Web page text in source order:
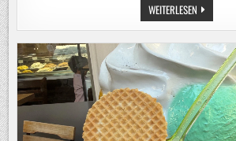
WEITERLESEN KRIEG
IN
DER
UKRAINE:
ROHNE E
AHE G
AS-P
IPELINE I
N B
ULGARIEN